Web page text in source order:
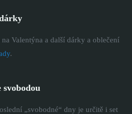
Valentýna a další dárky a oblečení
.
„svobodné“ dny je určitě i set